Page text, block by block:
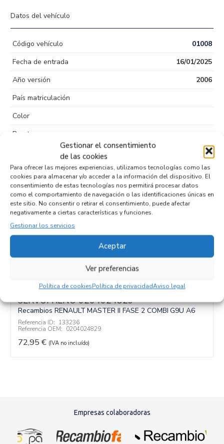
Gestionar el consentimiento
de las cookies
Para ofrecer las mejores experiencias, utilizamos tecnologías como las
cookies para almacenar y/o acceder a la información del dispositivo. El
consentimiento de estas tecnologías nos permitirá procesar datos
como el comportamiento de navegación o las identificaciones únicas en
este sitio. No consentir o retirar el consentimiento, puede afectar
negativamente a ciertas características y funciones.
Gestionar los servicios
Aceptar
Ver preferencias
Política de cookiesPolítica de privacidadAviso legal
Datos del vehículo
Código vehículo
01008
Fecha de entrada
16/01/2025
Año versión
2006
País matriculación
Color
Puertas
351.193
Tipo de
combustible
Código motor
G9U A7
Código cambio
Productos relacionados
SERVOFRENO 0204024829
Recambios RENAULT MASTER II FASE 2 COMBI G9U A6
Referencia ID: 133236
Referencia OEM: 0204024829
72,95 € (IVA no incluído)
Empresas colaboradoras